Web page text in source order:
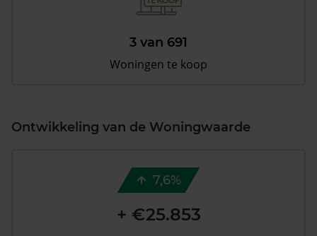
3 van 691
Woningen te koop
Ontwikkeling van de Woningwaarde
7,6%
+ €25.853